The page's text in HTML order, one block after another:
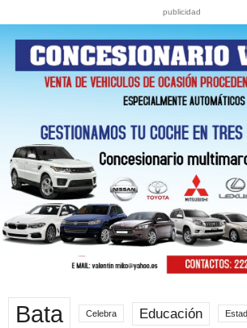
publicidad
Bata Celebra Educación